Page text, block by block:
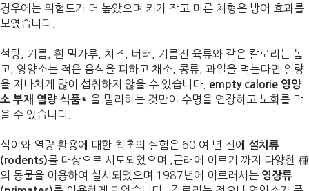
경우에는 위험도가 더 높았으며 키가 작고 마른 체형은 방어 효과를
보였습니다.
설탕, 기름, 흰 밀가루, 치즈, 버터, 기름진 육류와 같은 칼로리는 높
고, 영양소는 적은 음식을 피하고 채소, 콩류, 과일을 먹는다면 열량
을 지나치게 많이 섭취하지 않을 수 있습니다. empty calorie 영양
소 부재 열량 식품* 을 멀리하는 것만이 수명을 연장하고 노화를 막
을 수 있습니다.
식이와 열량 활용에 대한 최초의 실험은 60 여 년 전에 설치류
(rodents)를 대상으로 시도되었으며 ,근래에 이르기 까지 다양한 種
의 동물을 이용하여 실시되었으며 1987년에 이르러서는 영장류